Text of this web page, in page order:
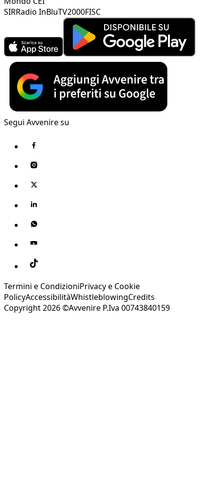
SIRRadio InBluTV2000FISC
Segui Avvenire su
Termini e CondizioniPrivacy e Cookie
PolicyAccessibilitàWhistleblowingCredits
Copyright 2026 ©Avvenire P.Iva 00743840159